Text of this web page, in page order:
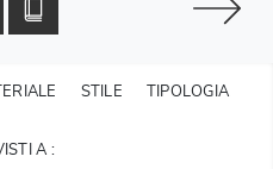
STILE TIPOLOGIA
A :